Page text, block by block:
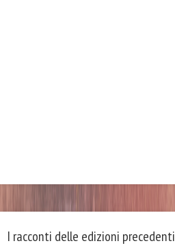
I racconti delle edizioni precedenti